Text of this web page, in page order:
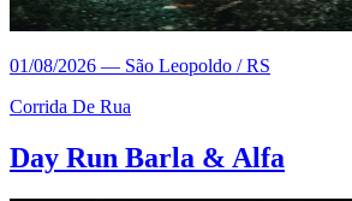
01/08/2026 — São Leopoldo / RS
Corrida De Rua
Day Run Barla & Alfa